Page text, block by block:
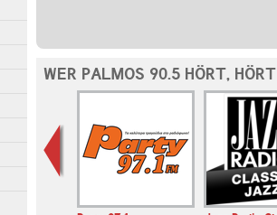
WER PALMOS 90.5 HÖRT,